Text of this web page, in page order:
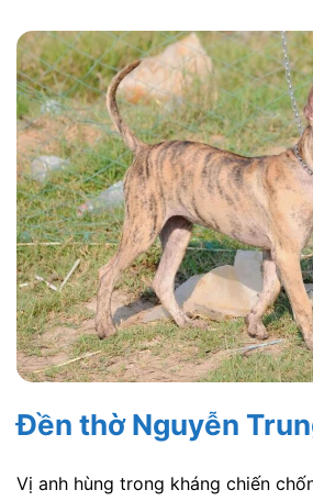
Đền thờ Nguyễn
Vị anh hùng trong kháng chiến